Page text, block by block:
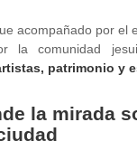
acompañado por el
la comunidad
patrimonio y
la mirada